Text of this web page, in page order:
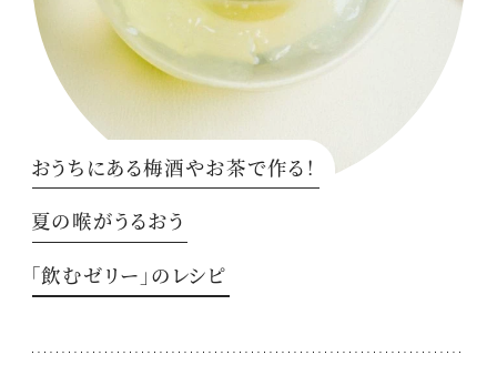
おうちにある梅酒やお茶で作る！
夏の喉がうるおう
「飲むゼリー」のレシピ